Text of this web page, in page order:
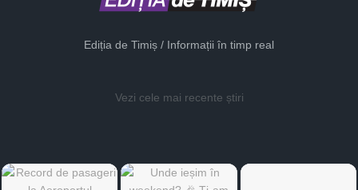
Ediția de Timiș / Informații în timp real
Vezi cele mai recente știri